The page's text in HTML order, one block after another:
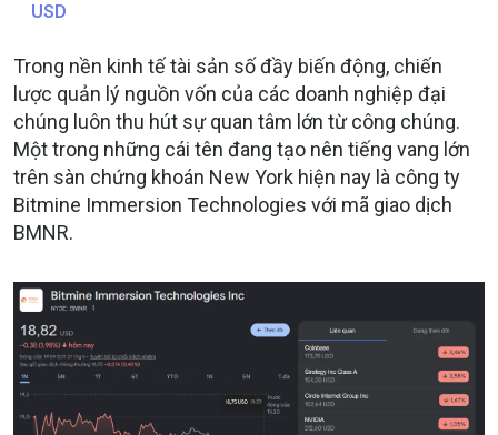
USD
Trong nền kinh tế tài sản số đầy biến động, chiến
lược quản lý nguồn vốn của các doanh nghiệp đại
chúng luôn thu hút sự quan tâm lớn từ công chúng.
Một trong những cái tên đang tạo nên tiếng vang lớn
trên sàn chứng khoán New York hiện nay là công ty
Bitmine Immersion Technologies với mã giao dịch
BMNR.